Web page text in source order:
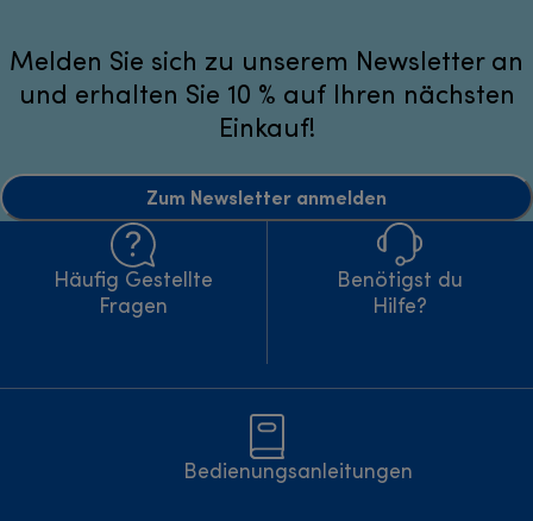
Melden Sie sich zu unserem Newsletter an
und erhalten Sie 10 % auf Ihren nächsten
Einkauf!
Zum Newsletter anmelden
Häufig Gestellte
Fragen
Benötigst du
Hilfe?
Bedienungsanleitungen